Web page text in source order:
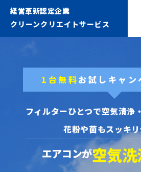
経営革新認定企業
クリーンクリエイトサービス
1台無料お試しキャン
フィルターひとつで空気清浄
花粉や菌もスッキ
エアコンが空気